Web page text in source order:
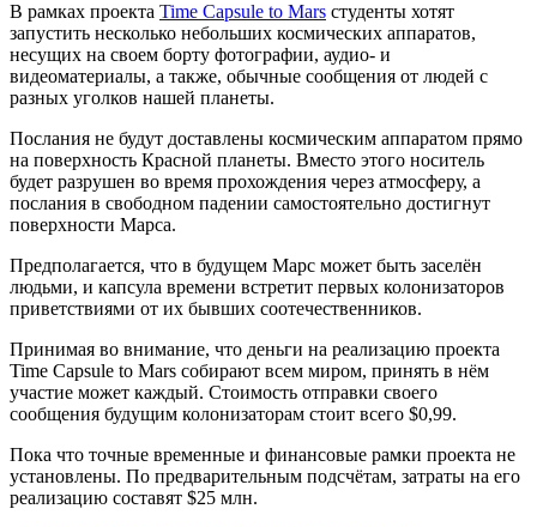
В рамках проекта Time Capsule to Mars студенты хотят
запустить несколько небольших космических аппаратов,
несущих на своем борту фотографии, аудио- и
видеоматериалы, а также, обычные сообщения от людей с
разных уголков нашей планеты.
Послания не будут доставлены космическим аппаратом прямо
на поверхность Красной планеты. Вместо этого носитель
будет разрушен во время прохождения через атмосферу, а
послания в свободном падении самостоятельно достигнут
поверхности Марса.
Предполагается, что в будущем Марс может быть заселён
людьми, и капсула времени встретит первых колонизаторов
приветствиями от их бывших соотечественников.
Принимая во внимание, что деньги на реализацию проекта
Time Capsule to Mars собирают всем миром, принять в нём
участие может каждый. Стоимость отправки своего
сообщения будущим колонизаторам стоит всего $0,99.
Пока что точные временные и финансовые рамки проекта не
установлены. По предварительным подсчётам, затраты на его
реализацию составят $25 млн.